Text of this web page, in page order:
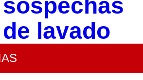
sospechas
de lavado